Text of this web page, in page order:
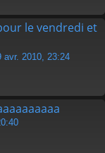
le vendredi et
avr. 2010, 23:24